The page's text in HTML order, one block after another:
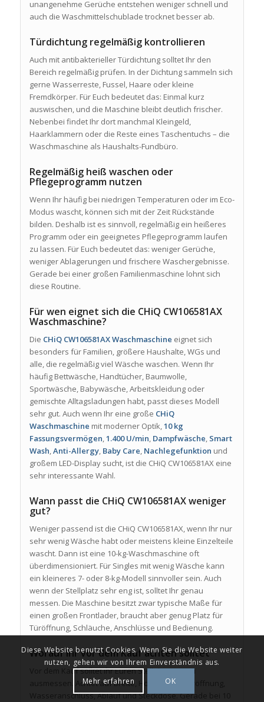
unangenehme Gerüche entstehen weniger schnell und
auch die Waschmittelschublade trocknet besser ab.
Türdichtung regelmäßig kontrollieren
Auch mit antibakterieller Türdichtung solltet Ihr den
Bereich regelmäßig prüfen. In der Dichtung sammeln sich
gerne Wasserreste, Fussel, Haare oder kleine
Fremdkörper. Für Euch bedeutet das: Einmal kurz
auswischen, und die Maschine bleibt deutlich frischer.
Nebenbei findet Ihr dort manchmal Kleingeld,
Haarklammern oder die Reste eines Taschentuchs – die
Waschmaschine als Haushalts-Fundbüro.
Regelmäßig heiß waschen oder
Pflegeprogramm nutzen
Wenn Ihr häufig bei niedrigen Temperaturen oder im Eco-
Modus wascht, können sich mit der Zeit Rückstände
bilden. Deshalb ist es sinnvoll, regelmäßig ein heißeres
Programm oder ein geeignetes Pflegeprogramm laufen
zu lassen. Für Euch bedeutet das: weniger Gerüche,
weniger Ablagerungen und frischere Waschergebnisse.
Gerade bei einer großen Familienmaschine lohnt sich
diese Routine.
Für wen eignet sich die CHiQ CW106581AX
Waschmaschine?
Die CHiQ CW106581AX Waschmaschine eignet sich
besonders für Familien, größere Haushalte, WGs und
alle, die regelmäßig viel Wäsche waschen. Wenn Ihr
häufig Bettwäsche, Handtücher, Baumwolle,
Sportwäsche, Babywäsche, Arbeitskleidung oder
gemischte Alltagsladungen habt, passt dieses Modell
sehr gut. Auch wenn Ihr eine große CHiQ
Waschmaschine mit moderner Optik,10 kg
Fassungsvermögen,1.400 U/min, Dampfwäsche, Smart
Wash,Anti-Allergy, Baby Care, Nachlegefunktion und
großem LED-Display sucht, ist die CHiQ CW106581AX eine
sehr interessante Wahl.
Wann passt die CHiQ CW106581AX weniger
gut?
Weniger passend ist die CHiQ CW106581AX, wenn Ihr nur
sehr wenig Wäsche habt oder meistens kleine Einzelteile
wascht. Dann ist eine 10-kg-Waschmaschine oft
überdimensioniert. Für Singles mit wenig Wäsche kann
ein kleineres 7- oder 8-kg-Modell sinnvoller sein. Auch
wenn der Stellplatz sehr eng ist, solltet Ihr genau
messen. Die Maschine besitzt zwar typische Maße für
einen großen Frontlader, braucht aber genug Platz für
Türöffnung, Schläuche, Anschlüsse und Bedienung.
Worauf Ihr vor dem Kauf achten solltet
Vor dem Kauf solltet Ihr Euren Stellplatz genau
ausmessen. Achtet auf Breite, Höhe, Tiefe, Türöffnung,
Wasseranschluss, Ablauf und Steckdose. Gerade bei 10
Diese Website benutzt Cookies. Wenn Sie die Website weiter
nutzen, gehen wir von Ihrem Einverständnis aus.
Mehr erfahren
OK